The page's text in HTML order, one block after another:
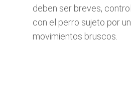
deben ser breves,
con el perro sujeto por
movimientos bruscos.